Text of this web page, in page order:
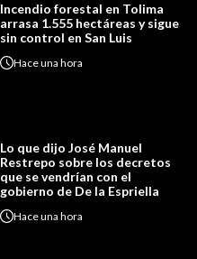
Incendio forestal en Tolima
arrasa 1.555 hectáreas y sigue
sin control en San Luis
Haceuna hora
Lo que dijo José Manuel
Restrepo sobre los decretos
que se vendrían con el
gobierno de De la Espriella
Haceuna hora